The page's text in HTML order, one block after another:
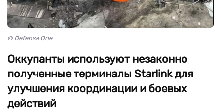
© Defense One
Оккупанты используют незаконно
полученные терминалы Starlink для
улучшения координации и боевых
действий